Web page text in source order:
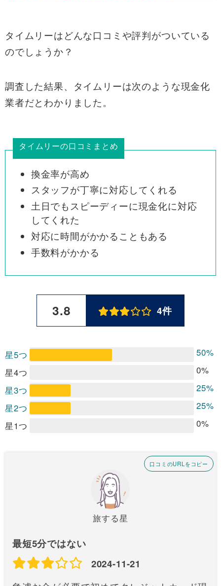
タイムリーはどんな口コミや評判がついている
のでしょうか？
調査した結果、タイムリーは次のような現金化
業者だとわかりました。
タイムリーの口コミまとめ
換金率が高め
スタッフが丁寧に対応してくれる
土日でもスピーディーに現金化に対応
してくれた
対応に時間がかかることもある
手数料がかかる
3.8 4件
星5つ
50%
星4つ
0%
星3つ
25%
星2つ
25%
星1つ
0%
旅する星
最短5分ではない
2024-11-21
口コミのURLをコピー